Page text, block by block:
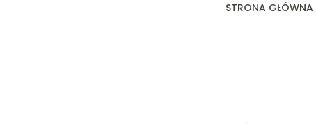
STRONA GŁÓWNA